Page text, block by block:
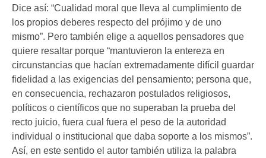
Dice así: “Cualidad moral que lleva al cumplimiento de
los propios deberes respecto del prójimo y de uno
mismo”. Pero también elige a aquellos pensadores que
quiere resaltar porque “mantuvieron la entereza en
circunstancias que hacían extremadamente difícil guardar
fidelidad a las exigencias del pensamiento; persona que,
en consecuencia, rechazaron postulados religiosos,
políticos o científicos que no superaban la prueba del
recto juicio, fuera cual fuera el peso de la autoridad
individual o institucional que daba soporte a los mismos”.
Así, en este sentido el autor también utiliza la palabra